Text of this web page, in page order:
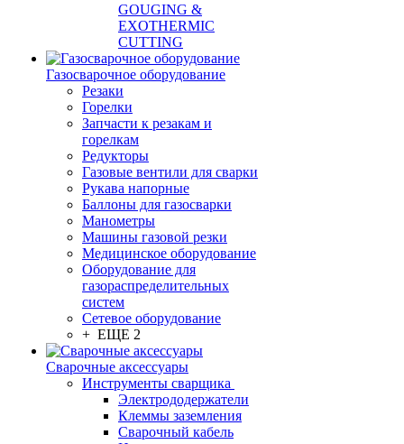
GOUGING &
EXOTHERMIC
CUTTING
Газосварочное оборудование
Резаки
Горелки
Запчасти к резакам и
горелкам
Редукторы
Газовые вентили для сварки
Рукава напорные
Баллоны для газосварки
Манометры
Машины газовой резки
Медицинское оборудование
Оборудование для
газораспределительных
систем
Сетевое оборудование
+ ЕЩЕ 2
Сварочные аксессуары
Инструменты сварщика
Электрододержатели
Клеммы заземления
Сварочный кабель